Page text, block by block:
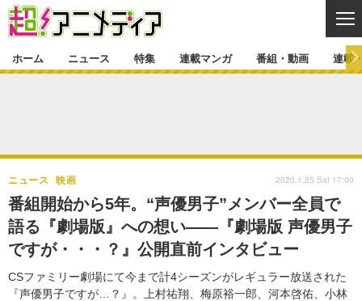
ゲーム・アプリ マンガ
グッズ イベント
声優 コスプレ
舞台 新帝スタ
特集一覧 カバー
ラキりす
連載マンガ
連載マンガ一覧
番組・動画
番組・動画一覧 ラジオ
連載・ブログ
連載・ブログ一覧
編集部ブログ・お知らせ
ホーム ニュース 特集 連載マンガ 番組・動画 連載
番組開始から5年。“声優男子”メンバー全員で
語る『劇場版』への想い――『劇場版 声優男子
ですが・・・？』公開直前インタビュー
CSファミリー劇場にて今まで計4シーズンがレギュラー放送された
『声優男子ですが…？』。上村祐翔、梅原裕一郎、河本啓佑、小林
ニュース 映画 2020.1.25 Sat 17:00